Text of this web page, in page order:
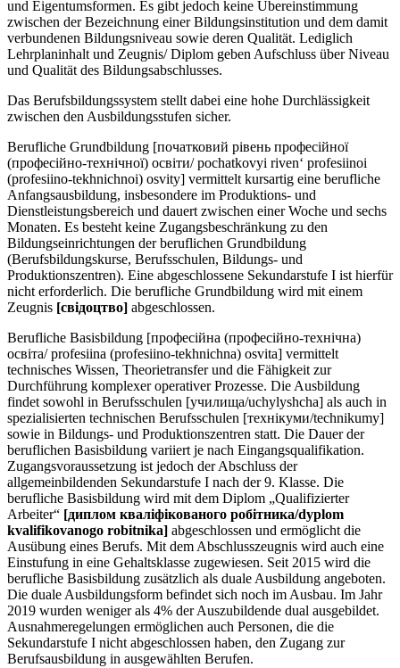
und Eigentumsformen. Es gibt jedoch keine Übereinstimmung
zwischen der Bezeichnung einer Bildungsinstitution und dem damit
verbundenen Bildungsniveau sowie deren Qualität. Lediglich
Lehrplaninhalt und Zeugnis/ Diplom geben Aufschluss über Niveau
und Qualität des Bildungsabschlusses.
Das Berufsbildungssystem stellt dabei eine hohe Durchlässigkeit
zwischen den Ausbildungsstufen sicher.
Berufliche Grundbildung [початковий рівень професійної
(професійно-технічної) освіти/ pochatkovyi riven‘ profesiinoi
(profesiino-tekhnichnoi) osvity] vermittelt kursartig eine berufliche
Anfangsausbildung, insbesondere im Produktions- und
Dienstleistungsbereich und dauert zwischen einer Woche und sechs
Monaten. Es besteht keine Zugangsbeschränkung zu den
Bildungseinrichtungen der beruflichen Grundbildung
(Berufsbildungskurse, Berufsschulen, Bildungs- und
Produktionszentren). Eine abgeschlossene Sekundarstufe I ist hierfür
nicht erforderlich. Die berufliche Grundbildung wird mit einem
Zeugnis [свiдоцтво] abgeschlossen.
Berufliche Basisbildung [професійна (професійно-технічна)
освіта/ profesiina (profesiino-tekhnichna) osvita] vermittelt
technisches Wissen, Theorietransfer und die Fähigkeit zur
Durchführung komplexer operativer Prozesse. Die Ausbildung
findet sowohl in Berufsschulen [училища/uchylyshcha] als auch in
spezialisierten technischen Berufsschulen [технікуми/technikumy]
sowie in Bildungs- und Produktionszentren statt. Die Dauer der
beruflichen Basisbildung variiert je nach Eingangsqualifikation.
Zugangsvoraussetzung ist jedoch der Abschluss der
allgemeinbildenden Sekundarstufe I nach der 9. Klasse. Die
berufliche Basisbildung wird mit dem Diplom „Qualifizierter
Arbeiter“ [диплом кваліфікованого робітника/dyplom
kvalifikovanogo robitnika] abgeschlossen und ermöglicht die
Ausübung eines Berufs. Mit dem Abschlusszeugnis wird auch eine
Einstufung in eine Gehaltsklasse zugewiesen. Seit 2015 wird die
berufliche Basisbildung zusätzlich als duale Ausbildung angeboten.
Die duale Ausbildungsform befindet sich noch im Ausbau. Im Jahr
2019 wurden weniger als 4% der Auszubildende dual ausgebildet.
Ausnahmeregelungen ermöglichen auch Personen, die die
Sekundarstufe I nicht abgeschlossen haben, den Zugang zur
Berufsausbildung in ausgewählten Berufen.